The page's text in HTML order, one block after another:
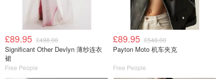
£89.95 £498.00
Significant Other Devlyn 薄纱连衣
裙
Free People
£89.95 £548.00
Payton Moto 机车夹克
Free People